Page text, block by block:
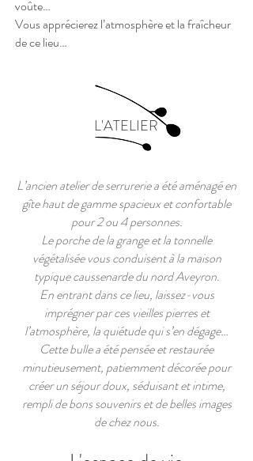
voûte…
Vous apprécierez l’atmosphère et la fraîcheur
de ce lieu…
L'ATELIER
L’ancien atelier de serrurerie a été aménagé en
gîte haut de gamme spacieux et confortable
pour 2 ou 4 personnes.
Le porche de la grange et la tonnelle
végétalisée vous conduisent à la maison
typique caussenarde du nord Aveyron.
En entrant dans ce lieu, laissez-vous
imprégner par ces vieilles pierres et
l’atmosphère, la quiétude qui s’en dégage…
Cette bulle a été pensée et restaurée
minutieusement, patiemment décorée pour
créer un séjour doux, séduisant et intime,
rempli de bons souvenirs et de belles images
de chez nous.